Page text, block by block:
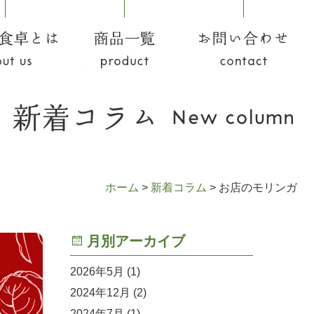
ホーム > 新着コラム > お店のモリンガ
月別アーカイブ
2026年5月 (1)
2024年12月 (2)